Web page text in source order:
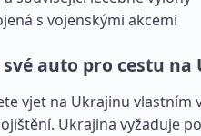
s vojenskými akcemi
auto pro cestu na
vjet na Ukrajinu vlastním
Ukrajina vyžaduje